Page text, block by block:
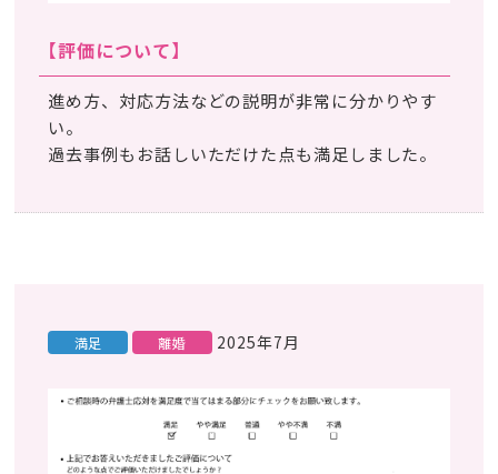
【評価について】
進め方、対応方法などの説明が非常に分かりやす
い。
過去事例もお話しいただけた点も満足しました。
満足 離婚 2025年7月